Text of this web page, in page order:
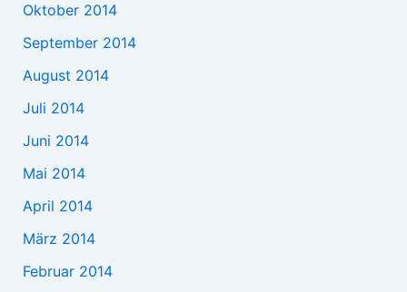
Oktober 2014
September 2014
August 2014
Juli 2014
Juni 2014
Mai 2014
April 2014
März 2014
Februar 2014